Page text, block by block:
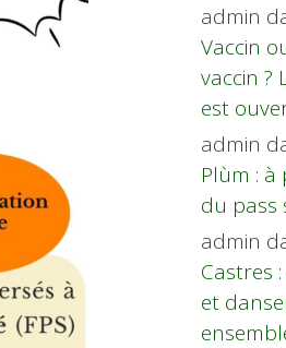
admin
Vaccin
vaccin ?
est
admin
Plùm : à
du pass
admin
Castres
et